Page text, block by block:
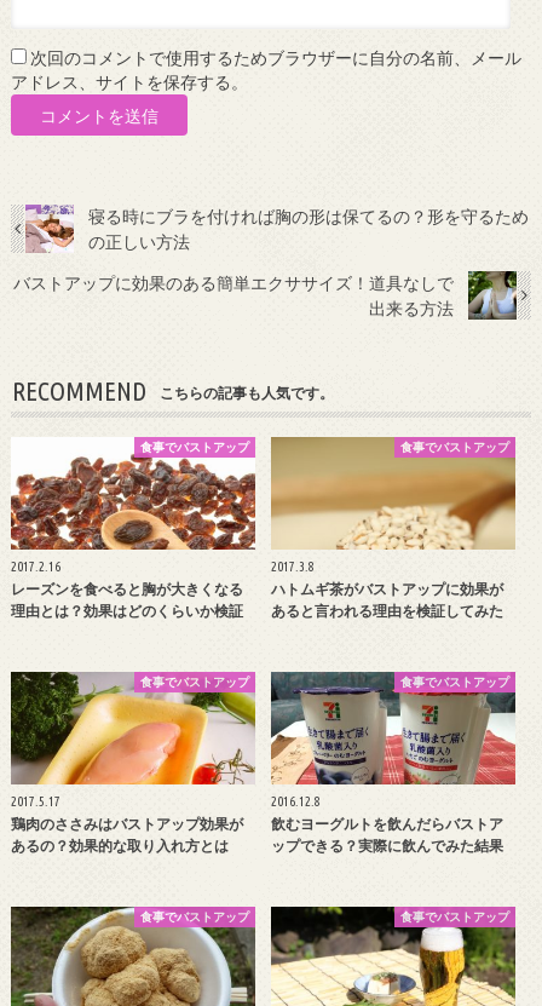
次回のコメントで使用するためブラウザーに自分の名前、メール
アドレス、サイトを保存する。
寝る時にブラを付ければ胸の形は保てるの？形を守るため
の正しい方法
バストアップに効果のある簡単エクササイズ！道具なしで
出来る方法
RECOMMEND こちらの記事も人気です。
食事でバストアップ
2017.2.16
レーズンを食べると胸が大きくなる
理由とは？効果はどのくらいか検証
食事でバストアップ
2017.3.8
ハトムギ茶がバストアップに効果が
あると言われる理由を検証してみた
食事でバストアップ
2017.5.17
鶏肉のささみはバストアップ効果が
あるの？効果的な取り入れ方とは
食事でバストアップ
2016.12.8
飲むヨーグルトを飲んだらバストア
ップできる？実際に飲んでみた結果
食事でバストアップ 食事でバストアップ